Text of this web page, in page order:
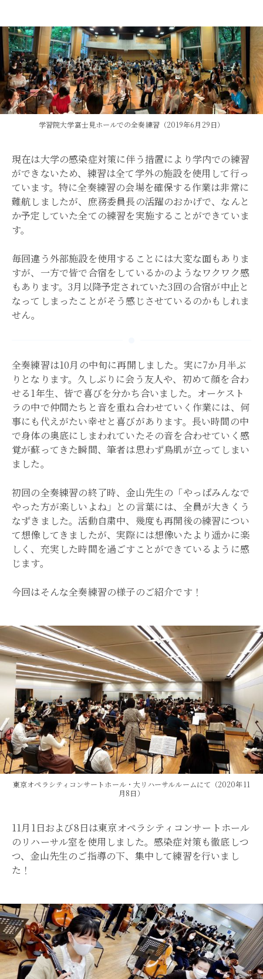
学習院大学富士見ホールでの全奏練習（2019年6月29日）
現在は大学の感染症対策に伴う措置により学内での練習
ができないため、練習は全て学外の施設を使用して行っ
ています。特に全奏練習の会場を確保する作業は非常に
難航しましたが、庶務委員長の活躍のおかげで、なんと
か予定していた全ての練習を実施することができていま
す。
毎回違う外部施設を使用することには大変な面もありま
すが、一方で皆で合宿をしているかのようなワクワク感
もあります。3月以降予定されていた3回の合宿が中止と
なってしまったことがそう感じさせているのかもしれま
せん。
全奏練習は10月の中旬に再開しました。実に7か月半ぶ
りとなります。久しぶりに会う友人や、初めて顔を合わ
せる1年生、皆で喜びを分かち合いました。オーケスト
ラの中で仲間たちと音を重ね合わせていく作業には、何
事にも代えがたい幸せと喜びがあります。長い時間の中
で身体の奥底にしまわれていたその音を合わせていく感
覚が蘇ってきた瞬間、筆者は思わず鳥肌が立ってしまい
ました。
初回の全奏練習の終了時、金山先生の「やっぱみんなで
やった方が楽しいよね」との言葉には、全員が大きくう
なずきました。活動自粛中、幾度も再開後の練習につい
て想像してきましたが、実際には想像いたより遥かに楽
しく、充実した時間を過ごすことができているように感
じます。
今回はそんな全奏練習の様子のご紹介です！
東京オペラシティコンサートホール・大リハーサルルームにて（2020年11
月8日）
11月1日および8日は東京オペラシティコンサートホール
のリハーサル室を使用しました。感染症対策も徹底しつ
つ、金山先生のご指導の下、集中して練習を行いまし
た！